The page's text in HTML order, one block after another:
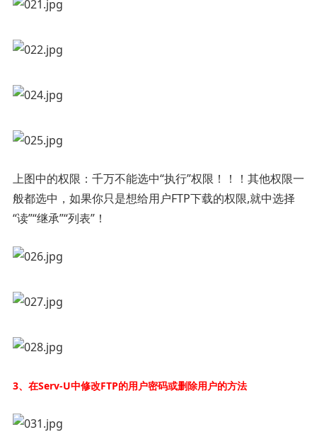
上图中的权限：千万不能选中“执行”权限！！！其他权限一
般都选中，如果你只是想给用户FTP下载的权限,就中选择
“读”“继承”“列表”！
3、在Serv-U中修改FTP的用户密码或删除用户的方法